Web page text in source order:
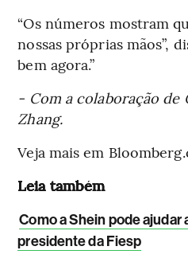
“Os números mostram
nossas próprias mãos”,
bem agora.”
- Com a colaboração de
Zhang.
Veja mais em
Leia também
Como a Shein pode ajudar
presidente da Fiesp